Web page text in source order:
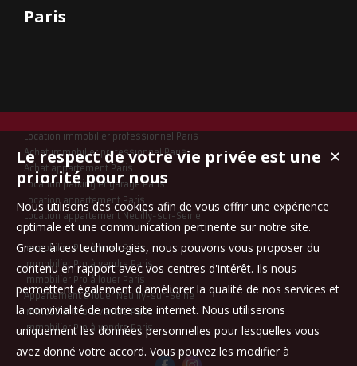
Paris
Location immobilier professionnel Paris
Achat immobilier professionnel Paris
Achat appartement Paris
Location parking et garage Paris
Location appartement Paris
Location appartement Neuilly-sur-Seine
Immobilier Pro à louer Paris
Immobilier Pro à vendre Paris
Immobilier Pro à louer Paris
Appartement à louer Neuilly-sur-Seine
Immobilier Pro à vendre Paris
Immobilier Pro à vendre Paris
✕
Le respect de votre vie privée est une
priorité pour nous
Nous utilisons des cookies afin de vous offrir une expérience
optimale et une communication pertinente sur notre site.
Grace à ces technologies, nous pouvons vous proposer du
contenu en rapport avec vos centres d'intérêt. Ils nous
permettent également d'améliorer la qualité de nos services et
la convivialité de notre site internet. Nous utiliserons
uniquement les données personnelles pour lesquelles vous
avez donné votre accord. Vous pouvez les modifier à